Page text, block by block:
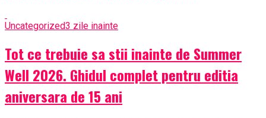
Uncategorized3 zile inainte
Tot ce trebuie sa stii inainte de Summer
Well 2026. Ghidul complet pentru editia
aniversara de 15 ani